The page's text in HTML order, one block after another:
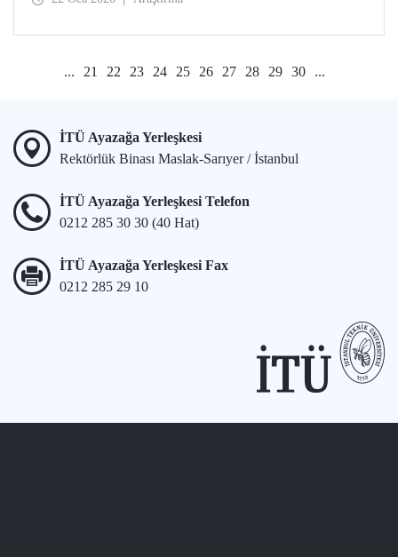
... 21 22 23 24 25 26 27 28 29 30 ...
İTÜ Ayazağa Yerleşkesi
Rektörlük Binası Maslak-Sarıyer / İstanbul
İTÜ Ayazağa Yerleşkesi Telefon
0212 285 30 30 (40 Hat)
İTÜ Ayazağa Yerleşkesi Fax
0212 285 29 10